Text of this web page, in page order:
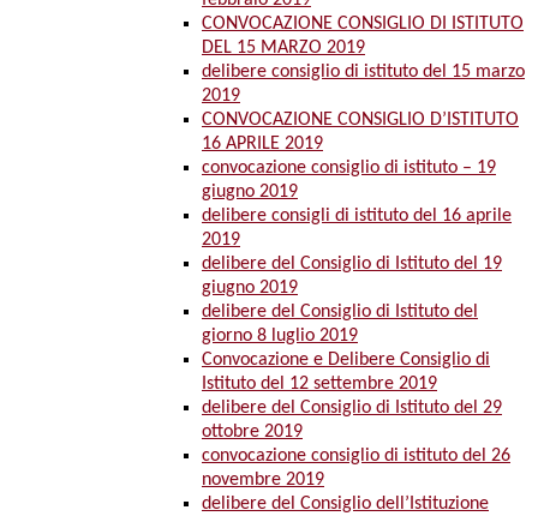
CONVOCAZIONE CONSIGLIO DI ISTITUTO
DEL 15 MARZO 2019
delibere consiglio di istituto del 15 marzo
2019
CONVOCAZIONE CONSIGLIO D’ISTITUTO
16 APRILE 2019
convocazione consiglio di istituto – 19
giugno 2019
delibere consigli di istituto del 16 aprile
2019
delibere del Consiglio di Istituto del 19
giugno 2019
delibere del Consiglio di Istituto del
giorno 8 luglio 2019
Convocazione e Delibere Consiglio di
Istituto del 12 settembre 2019
delibere del Consiglio di Istituto del 29
ottobre 2019
convocazione consiglio di istituto del 26
novembre 2019
delibere del Consiglio dell’Istituzione